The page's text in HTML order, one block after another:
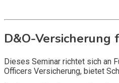
D&O-
Dieses Seminar richtet sich an
Officers Versicherung, bietet